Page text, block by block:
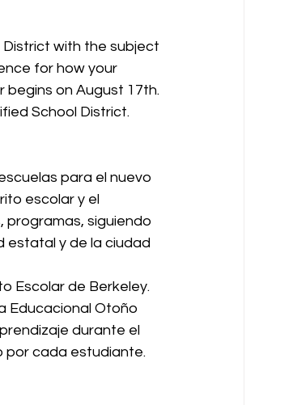
with the subject
for how your
begins on August 17th.
School District.
para el nuevo
escolar y el
siguiendo
estatal y de la ciudad
Escolar de Berkeley.
Educacional Otoño
durante el
por cada estudiante.